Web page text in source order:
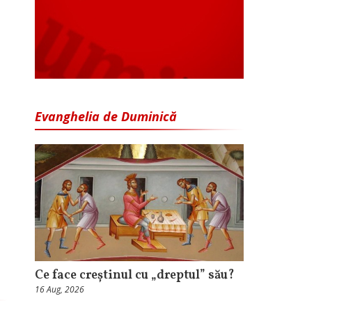
Evanghelia de Duminică
Ce face creștinul cu „dreptul” său?
16 Aug, 2026